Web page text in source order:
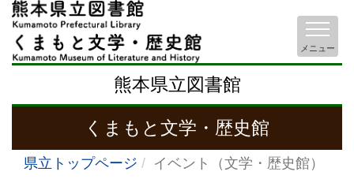
熊本県立図書館
くまもと文学・歴史館
メニュー
県立トップページ イベント（文学・歴史館）